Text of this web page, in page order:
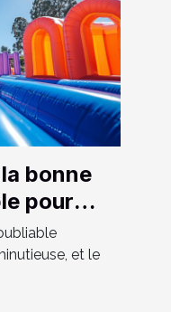
bonne
pour
et le